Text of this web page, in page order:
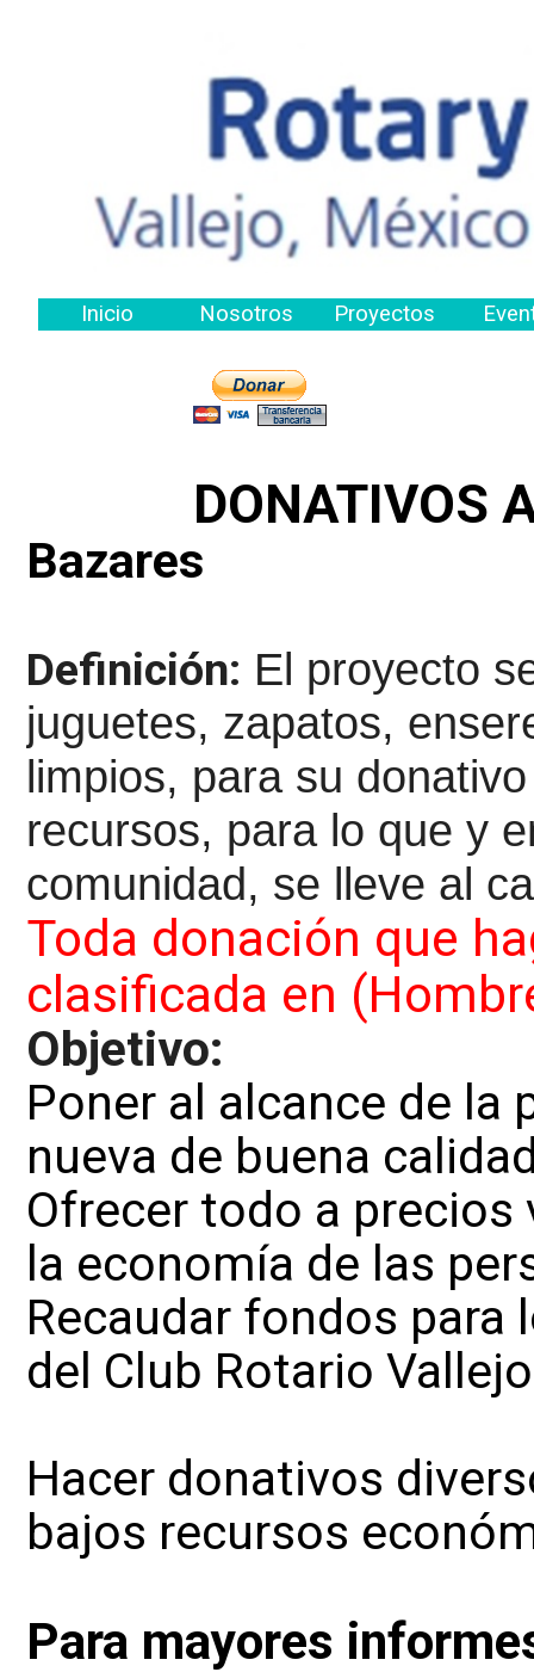
Inicio Nosotros Proyectos
DONATIVOS
Bazares
Definición: El proyecto
juguetes, zapatos,
limpios, para su
recursos, para lo que y
comunidad, se lleve al
Toda donación que
clasificada en
Objetivo:
Poner al alcance de la
nueva de buena
Ofrecer todo a precios
la economía de las
Recaudar fondos
del Club Rotario
Hacer donativos
bajos recursos
Para mayores